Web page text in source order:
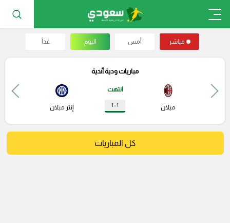
مباشر أمس اليوم غداً
مباريات ودية أندية
ميلان
انتهت
1 : 1 إنتر ميلان
كل المباريات